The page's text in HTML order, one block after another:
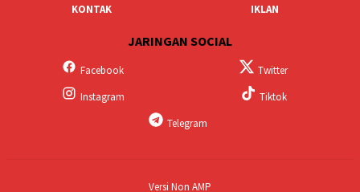
KONTAK
IKLAN
JARINGAN SOCIAL
Facebook
Twitter
Instagram
Tiktok
Telegram
Versi Non AMP